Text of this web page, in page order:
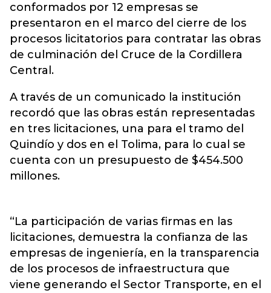
conformados por 12 empresas se
presentaron en el marco del cierre de los
procesos licitatorios para contratar las obras
de culminación del Cruce de la Cordillera
Central.
A través de un comunicado la institución
recordó que las obras están representadas
en tres licitaciones, una para el tramo del
Quindío y dos en el Tolima, para lo cual se
cuenta con un presupuesto de $454.500
millones.
“La participación de varias firmas en las
licitaciones, demuestra la confianza de las
empresas de ingeniería, en la transparencia
de los procesos de infraestructura que
viene generando el Sector Transporte, en el